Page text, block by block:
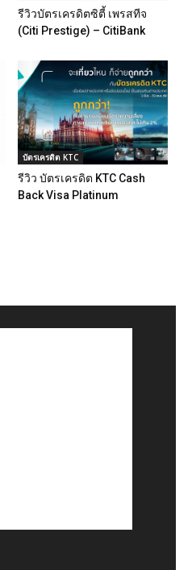
รีวิวบัตรเครดิตซิตี้ เพรสทีจ
(Citi Prestige) – CitiBank
บัตรเครดิต KTC
รีวิว บัตรเครดิต KTC Cash
Back Visa Platinum